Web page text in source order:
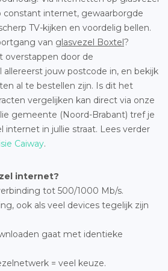
internet, gewaarborgde
TV-kijken en voordelig bellen.
van glasvezel Boxtel?
overstappen door de
jouw postcode in, en bekijk
al te bestellen zijn. Is dit het
vergelijken kan direct via onze
gemeente (Noord-Brabant) tref je
internet in jullie straat. Lees verder
Caiway.
internet?
tot 500/1000 Mb/s.
ook als veel devices tegelijk zijn
gaat met identieke
= veel keuze.